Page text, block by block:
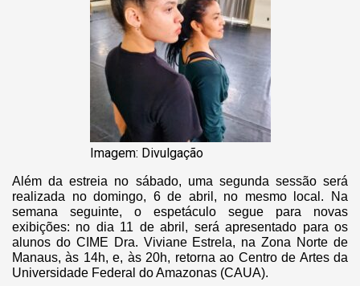
Imagem: Divulgação
Além da estreia no sábado, uma segunda sessão será
realizada no domingo, 6 de abril, no mesmo local. Na
semana seguinte, o espetáculo segue para novas
exibições: no dia 11 de abril, será apresentado para os
alunos do CIME Dra. Viviane Estrela, na Zona Norte de
Manaus, às 14h, e, às 20h, retorna ao Centro de Artes da
Universidade Federal do Amazonas (CAUA).